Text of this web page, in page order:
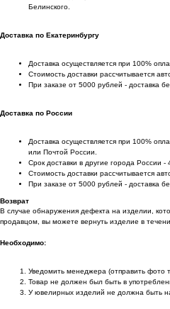
Белинского.
Доставка по Екатеринбургу
Доставка осуществляется при 100%
Стоимость доставки рассчитывается
При заказе от 5000 рублей - доставка
Доставка по России
Доставка осуществляется при 100%
или Почтой России.
Срок доставки в другие города России -
Стоимость доставки рассчитывается
При заказе от 5000 рублей - доставка
Возврат
В случае обнаружения дефекта на изделии,
продавцом, вы можете вернуть изделие в
Необходимо:
Уведомить менеджера (отправить фото
Товар не должен был быть в
У ювелирных изделий не должна быть